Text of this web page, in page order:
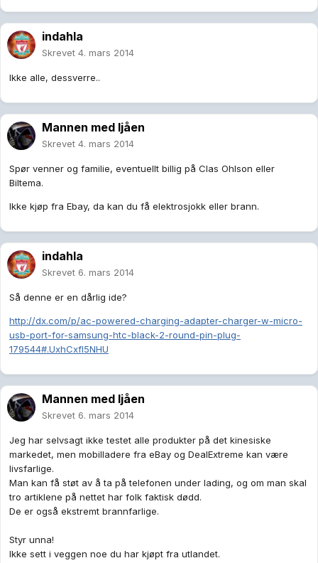
indahla
Skrevet 4. mars 2014
Ikke alle, dessverre..
Mannen med ljåen
Skrevet 4. mars 2014
Spør venner og familie, eventuellt billig på Clas Ohlson eller
Biltema.
Ikke kjøp fra Ebay, da kan du få elektrosjokk eller brann.
indahla
Skrevet 6. mars 2014
Så denne er en dårlig ide?
http://dx.com/p/ac-powered-charging-adapter-charger-w-micro-
usb-port-for-samsung-htc-black-2-round-pin-plug-
179544#.UxhCxfl5NHU
Mannen med ljåen
Skrevet 6. mars 2014
Jeg har selvsagt ikke testet alle produkter på det kinesiske
markedet, men mobilladere fra eBay og DealExtreme kan være
livsfarlige.
Man kan få støt av å ta på telefonen under lading, og om man skal
tro artiklene på nettet har folk faktisk dødd.
De er også ekstremt brannfarlige.
Styr unna!
Ikke sett i veggen noe du har kjøpt fra utlandet.